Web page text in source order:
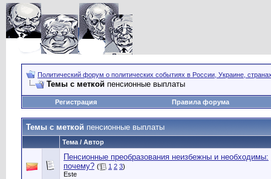
Политический форум о политических событиях в России, Украине,
Темы с меткой пенсионные выплаты
Регистрация Правила форума
Темы с меткой пенсионные выплаты
Тема / Автор
Пенсионные преобразования неизбежны и необходимы:
почему? ( 1 2 3)
Este